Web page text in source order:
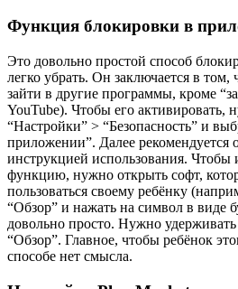
Функция блокировки в
Это довольно простой способ
легко убрать. Он заключается в том,
зайти в другие программы, кроме
YouTube). Чтобы его активировать,
“Настройки” > “Безопасность” и
приложении”. Далее рекомендуется
инструкцией использования. Чтобы
функцию, нужно открыть софт,
пользоваться своему ребёнку
“Обзор” и нажать на символ в виде
довольно просто. Нужно
“Обзор”. Главное, чтобы ребёнок
способе нет смысла.